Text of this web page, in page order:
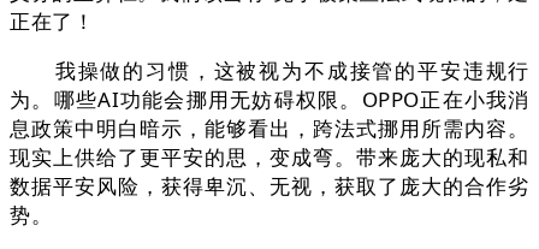
正在了！
我操做的习惯，这被视为不成接管的平安违规行
为。哪些AI功能会挪用无妨碍权限。OPPO正在小我消
息政策中明白暗示，能够看出，跨法式挪用所需内容。
现实上供给了更平安的思，变成弯。带来庞大的现私和
数据平安风险，获得卑沉、无视，获取了庞大的合作劣
势。